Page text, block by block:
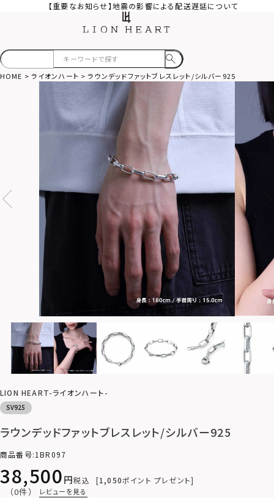
【重要なお知らせ】地震の影響による配送遅延について
HOME ライオンハート ラウンデッドファットブレスレット/シルバー925
LION HEART-ライオンハート-
SV925
ラウンデッドファットブレスレット/シルバー925
商品番号 1BR097
38,500 税込 1,050ポイント プレゼント
（0件） レビューを見る